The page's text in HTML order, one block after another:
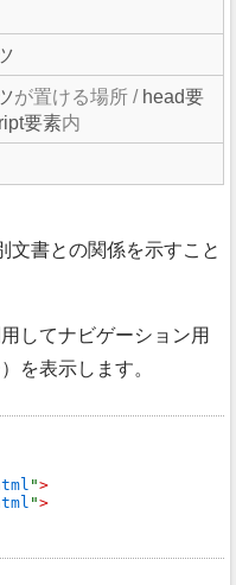
が置ける場所 / head要
要素内
文書との関係を示すこと
してナビゲーション用
を表示します。
">
">